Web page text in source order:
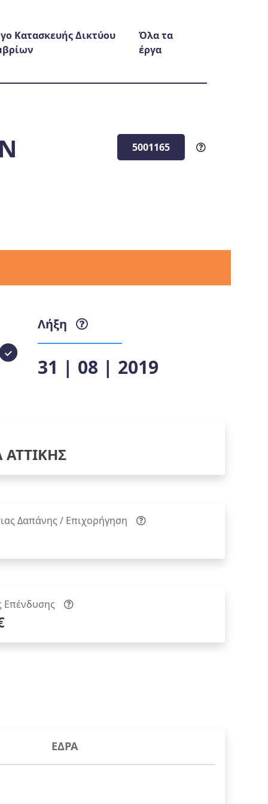
Κατασκευής Δικτύου
Όλα τα
έργα
5001165
Λήξη
31 | 08 | 2019
ΑΤΤΙΚΗΣ
Δαπάνης / Επιχορήγηση
ΕΔΡΑ